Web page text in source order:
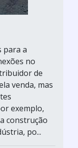
para a
no
de
venda, mas
exemplo,
construção
po...